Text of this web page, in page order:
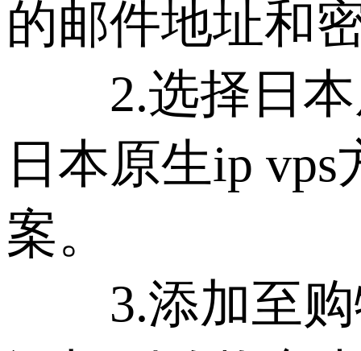
的邮件地址和
2.选择日本
日本原生ip
案。
3.添加至购